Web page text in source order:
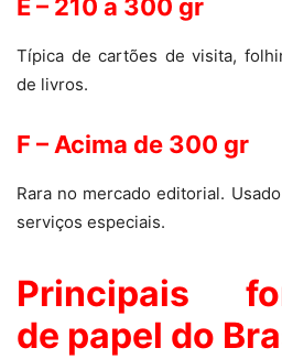
E – 210 a 300 gr
Típica de cartões de visita,
de livros.
F – Acima de 300 gr
Rara no mercado editorial.
serviços especiais.
Principais
de papel do